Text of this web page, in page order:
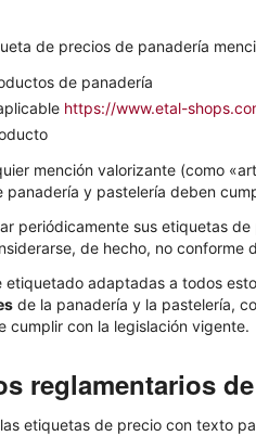
de precios de panadería
de panadería
https://www.etal-
mención valorizante (como
y pastelería deben
periódicamente sus etiquetas
de hecho, no conforme
etiquetado adaptadas a todos
de la panadería y la pastelería,
cumplir con la legislación vigente.
reglamentarios
etiquetas de precio con texto